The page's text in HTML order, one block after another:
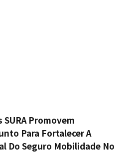
SURA Promovem
Para Fortalecer A
Do Seguro Mobilidade No